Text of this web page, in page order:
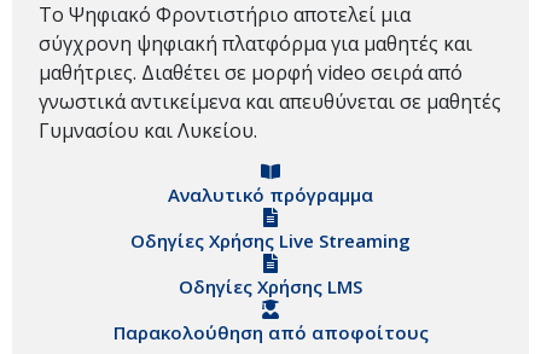
Το Ψηφιακό Φροντιστήριο αποτελεί μια
σύγχρονη ψηφιακή πλατφόρμα για μαθητές και
μαθήτριες. Διαθέτει σε μορφή video σειρά από
γνωστικά αντικείμενα και απευθύνεται σε μαθητές
Γυμνασίου και Λυκείου.
Αναλυτικό πρόγραμμα
Οδηγίες Χρήσης Live Streaming
Οδηγίες Χρήσης LMS
Παρακολούθηση από αποφοίτους